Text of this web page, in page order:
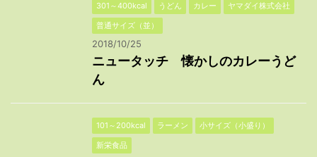
301～400kcal うどん カレー
ヤマダイ株式会社
普通サイズ（並）
2018/10/25
ニュータッチ 懐かしのカレーうど
ん
101～200kcal ラーメン
小サイズ（小盛り）
新栄食品